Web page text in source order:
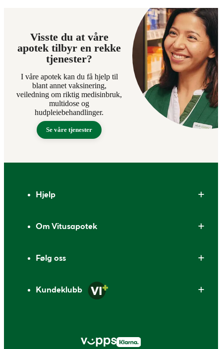
Visste du at våre
apotek tilbyr en rekke
tjenester?
I våre apotek kan du få hjelp til
blant annet vaksinering,
veiledning om riktig medisinbruk,
multidose og
hudpleiebehandlinger.
Se våre tjenester
Hjelp
Om Vitusapotek
Følg oss
Kundeklubb